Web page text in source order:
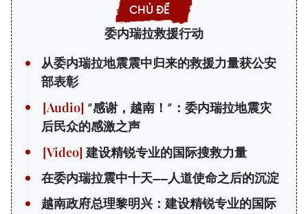
委内瑞拉救援行动
从委内瑞拉地震震中归来的救援力量获公安
部表彰
“感谢，越南！”：委内瑞拉地震灾
后民众的感激之声
建设精锐专业的国际搜救力量
在委内瑞拉震中十天——人道使命之后的沉淀
越南政府总理黎明兴：建设精锐专业的国际